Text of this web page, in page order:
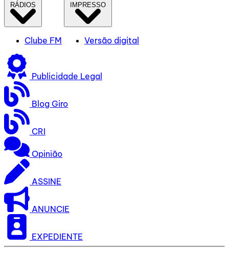
RÁDIOS
Clube FM
IMPRESSO
Versão digital
Publicidade Legal
Blog Giro
CRI
Opinião
ASSINE
ANUNCIE
EXPEDIENTE